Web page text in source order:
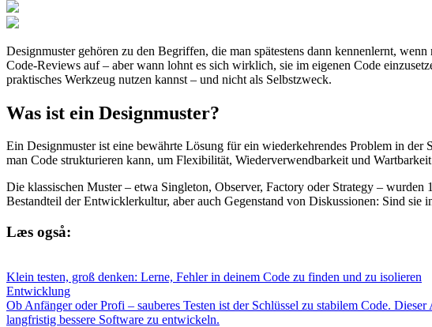
Designmuster gehören zu den Begriffen, die man spätestens dann kennenlernt,
Code-Reviews auf – aber wann lohnt es sich wirklich, sie im eigenen Code
praktisches Werkzeug nutzen kannst – und nicht als Selbstzweck.
Was ist ein Designmuster?
Ein Designmuster ist eine bewährte Lösung für ein wiederkehrendes Problem in
man Code strukturieren kann, um Flexibilität, Wiederverwendbarkeit und
Die klassischen Muster – etwa Singleton, Observer, Factory oder Strategy – wurden
Bestandteil der Entwicklerkultur, aber auch Gegenstand von Diskussionen: Sind
Læs også:
Klein testen, groß denken: Lerne, Fehler in deinem Code zu finden und zu isolieren
Entwicklung
Ob Anfänger oder Profi – sauberes Testen ist der Schlüssel zu stabilem Code.
langfristig bessere Software zu entwickeln.